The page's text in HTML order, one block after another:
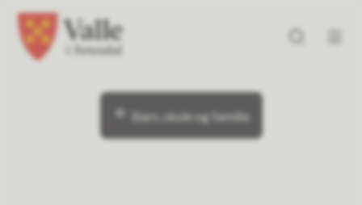
Valle kommune
Barn, skule og familie